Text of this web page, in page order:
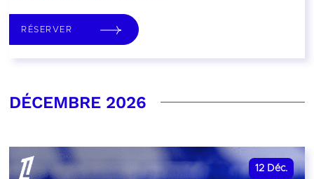
RÉSERVER
DÉCEMBRE 2026
12 Déc.